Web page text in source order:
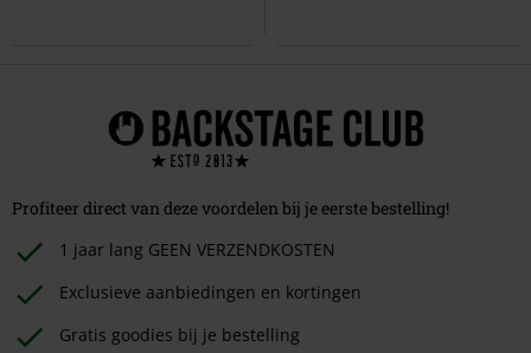
Profiteer direct van deze voordelen bij je eerste bestelling!
1 jaar lang GEEN VERZENDKOSTEN
Exclusieve aanbiedingen en kortingen
Gratis goodies bij je bestelling